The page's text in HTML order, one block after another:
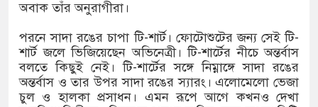
পরিচয়ে দুইজন আটক, আবারও
‘মতিউর’! সন্দেহজনক চলাফেরায় প্রশ্ন
অবাক তাঁর অনুরাগীরা।
পরনে সাদা রঙের চাপা টি-শার্ট। ফোটোশুটের জন্য সেই টি-
শার্ট জলে ভিজিয়েছেন অভিনেত্রী। টি-শার্টের নীচে অন্তর্বাস
বলতে কিছুই নেই। টি-শার্টের সঙ্গে নিম্নাঙ্গে সাদা রঙের
অন্তর্বাস ও তার উপর সাদা রঙের স্যারং। এলোমেলো ভেজা
চুল ও হালকা প্রসাধন। এমন রূপে আগে কখনও দেখা